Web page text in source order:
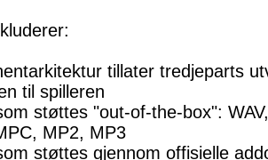
tillater tredjeparts
til spilleren
støttes "out-of-the-box":
MP2, MP3
støttes gjennom offisielle